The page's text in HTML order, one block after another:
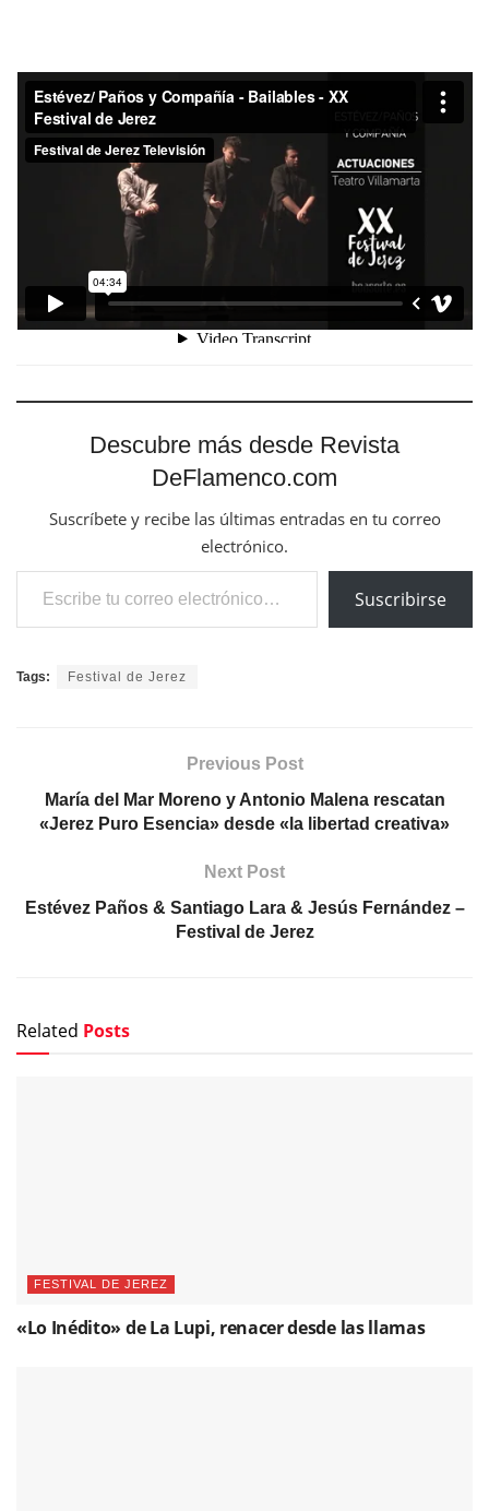
Descubre más desde Revista
DeFlamenco.com
Suscríbete y recibe las últimas entradas en tu correo
electrónico.
Escribe tu correo electrónico…
Suscribirse
Tags: Festival de Jerez
Previous Post
María del Mar Moreno y Antonio Malena rescatan
«Jerez Puro Esencia» desde «la libertad creativa»
Next Post
Estévez Paños & Santiago Lara & Jesús Fernández –
Festival de Jerez
Related Posts
FESTIVAL DE JEREZ
«Lo Inédito» de La Lupi, renacer desde las llamas